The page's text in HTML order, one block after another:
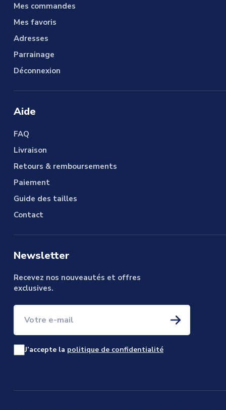
Mes commandes
Mes favoris
Adresses
Parrainage
Déconnexion
Aide
FAQ
Livraison
Retours & remboursements
Paiement
Guide des tailles
Contact
Newsletter
Recevez nos nouveautés et offres
exclusives.
Votre e-mail
J’accepte la politique de confidentialité